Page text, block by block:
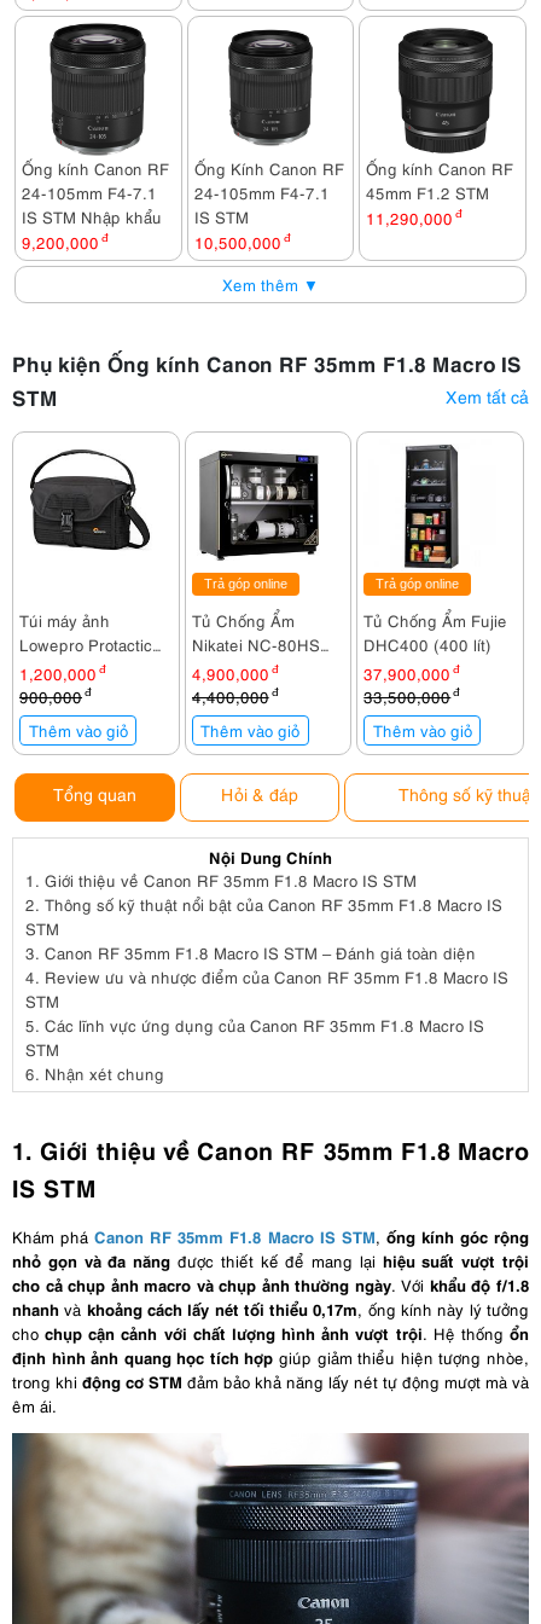
Ống kính Canon RF
24-105mm F4-7.1
IS STM Nhập khẩu
9,200,000 đ
Ống Kính Canon RF
24-105mm F4-7.1
IS STM
10,500,000 đ
Ống kính Canon RF
45mm F1.2 STM
11,290,000 đ
Xem thêm ▼
Phụ kiện Ống kính Canon RF 35mm F1.8 Macro IS
STM
Xem tất cả
Túi máy ảnh
Lowepro Protactic
SH 120 AW
1,200,000 đ
900,000đ
Thêm vào giỏ
Trả góp online
Tủ Chống Ẩm
Nikatei NC-80HS
(80 lít)
4,900,000 đ
4,400,000 đ
Thêm vào giỏ
Trả góp online
Tủ Chống Ẩm Fujie
DHC400 (400 lít)
37,900,000 đ
33,500,000đ
Thêm vào giỏ
Tổng quan Hỏi & đáp Thông số kỹ thuật
Nội Dung Chính
1. Giới thiệu về Canon RF 35mm F1.8 Macro IS STM
2. Thông số kỹ thuật nổi bật của Canon RF 35mm F1.8 Macro IS
STM
3. Canon RF 35mm F1.8 Macro IS STM – Đánh giá toàn diện
4. Review ưu và nhược điểm của Canon RF 35mm F1.8 Macro IS
STM
5. Các lĩnh vực ứng dụng của Canon RF 35mm F1.8 Macro IS
STM
6. Nhận xét chung
1. Giới thiệu về Canon RF 35mm F1.8 Macro
IS STM
Khám pháCanon RF 35mm F1.8 Macro IS STM, ống kính góc rộng
nhỏ gọn và đa năng được thiết kế để mang lại hiệu suất vượt trội
cho cả chụp ảnh macro và chụp ảnh thường ngày. Với khẩu độ f/1.8
nhanhvà khoảng cách lấy nét tối thiểu 0,17m, ống kính này lý tưởng
chochụp cận cảnh với chất lượng hình ảnh vượt trội. Hệ thống ổn
định hình ảnh quang học tích hợp giúp giảm thiểu hiện tượng nhòe,
trong khi động cơ STM đảm bảo khả năng lấy nét tự động mượt mà và
êm ái.